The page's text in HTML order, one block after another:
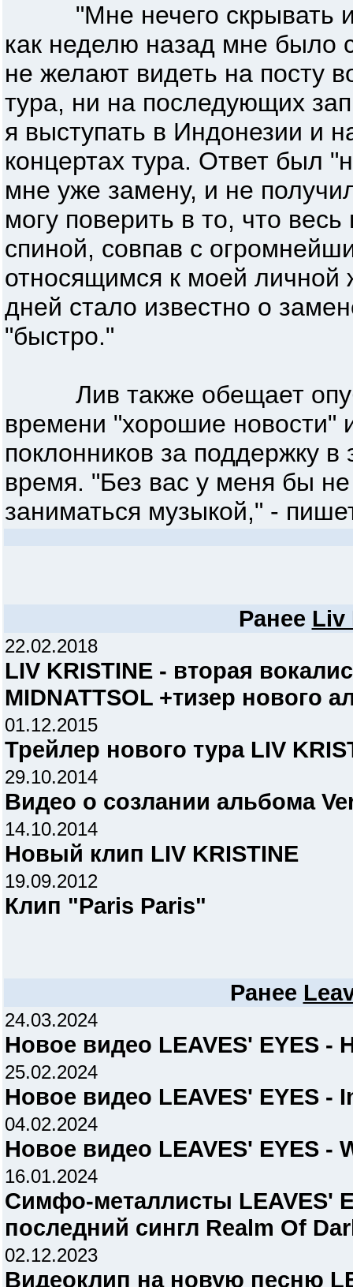
"Мне нечего скрывать и
как неделю назад мне было
не желают видеть на посту
тура, ни на последующих
я выступать в Индонезии и
концертах тура. Ответ был
мне уже замену, и не
могу поверить в то, что
спиной, совпав с
относящимся к моей личной
дней стало известно о
"быстро."
Лив также обещает
времени "хорошие новости"
поклонников за поддержку в
время. "Без вас у меня бы
заниматься музыкой," -
Ранее Liv
22.02.2018
LIV KRISTINE - вторая
MIDNATTSOL +тизер нового
01.12.2015
Трейлер нового тура LIV
29.10.2014
Видео о созлании альбома
14.10.2014
Новый клип LIV KRISTINE
19.09.2012
Клип "Paris Paris"
Ранее
24.03.2024
Новое видео LEAVES' EYES -
25.02.2024
Новое видео LEAVES' EYES -
04.02.2024
Новое видео LEAVES' EYES -
16.01.2024
Симфо-металлисты LEAVES'
последний сингл Realm Of
02.12.2023
Видеоклип на новую песню